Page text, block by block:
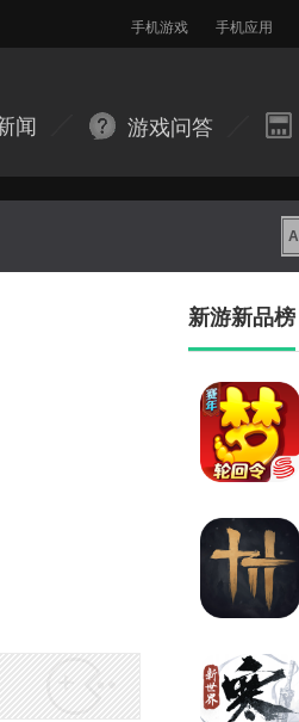
手机游戏 手机应用
闻 游戏问答
新游新品榜